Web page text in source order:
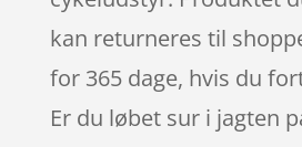
kan returneres til
for 365 dage, hvis du
Er du løbet sur i jagten